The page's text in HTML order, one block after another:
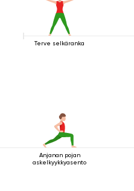
Terve selkäranka
Anjanan pojan
askelkyykkyasento